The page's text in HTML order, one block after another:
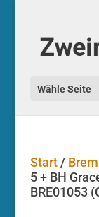
Start/
5 + BH
BRE01053